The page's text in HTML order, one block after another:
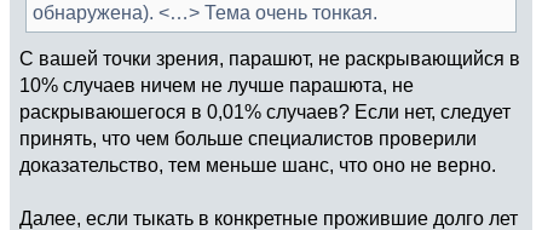
обнаружена). <…> Тема очень тонкая.
С вашей точки зрения, парашют, не раскрывающийся в
10% случаев ничем не лучше парашюта, не
раскрываюшегося в 0,01% случаев? Если нет, следует
принять, что чем больше специалистов проверили
доказательство, тем меньше шанс, что оно не верно.
Далее, если тыкать в конкретные прожившие долго лет